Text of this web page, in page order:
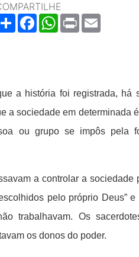
ShareFacebookWhatsApp
Print
a história foi registrada, há
a sociedade em determinada
ou grupo se impôs pela
a controlar a sociedade
pelo próprio Deus”
trabalhavam. Os
os donos do poder.